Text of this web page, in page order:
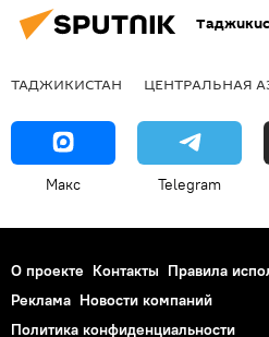
ТАДЖИКИСТАН ЦЕНТРАЛЬНАЯ
Макс Telegram
О проекте Контакты Правила
Реклама Новости компаний
Политика конфиденциальности